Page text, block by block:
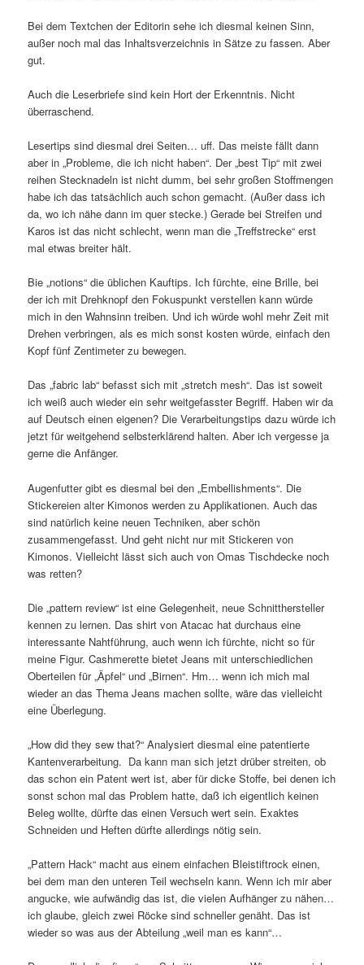
Bei dem Textchen der Editorin sehe ich diesmal keinen Sinn,
außer noch mal das Inhaltsverzeichnis in Sätze zu fassen. Aber
gut.
Auch die Leserbriefe sind kein Hort der Erkenntnis. Nicht
überraschend.
Lesertips sind diesmal drei Seiten… uff. Das meiste fällt dann
aber in „Probleme, die ich nicht haben“. Der „best Tip“ mit zwei
reihen Stecknadeln ist nicht dumm, bei sehr großen Stoffmengen
habe ich das tatsächlich auch schon gemacht. (Außer dass ich
da, wo ich nähe dann im quer stecke.) Gerade bei Streifen und
Karos ist das nicht schlecht, wenn man die „Treffstrecke“ erst
mal etwas breiter hält.
Bie „notions“ die üblichen Kauftips. Ich fürchte, eine Brille, bei
der ich mit Drehknopf den Fokuspunkt verstellen kann würde
mich in den Wahnsinn treiben. Und ich würde wohl mehr Zeit mit
Drehen verbringen, als es mich sonst kosten würde, einfach den
Kopf fünf Zentimeter zu bewegen.
Das „fabric lab“ befasst sich mit „stretch mesh“. Das ist soweit
ich weiß auch wieder ein sehr weitgefasster Begriff. Haben wir da
auf Deutsch einen eigenen? Die Verarbeitungstips dazu würde ich
jetzt für weitgehend selbsterklärend halten. Aber ich vergesse ja
gerne die Anfänger.
Augenfutter gibt es diesmal bei den „Embellishments“. Die
Stickereien alter Kimonos werden zu Applikationen. Auch das
sind natürlich keine neuen Techniken, aber schön
zusammengefasst. Und geht nicht nur mit Stickeren von
Kimonos. Vielleicht lässt sich auch von Omas Tischdecke noch
was retten?
Die „pattern review“ ist eine Gelegenheit, neue Schnitthersteller
kennen zu lernen. Das shirt von Atacac hat durchaus eine
interessante Nahtführung, auch wenn ich fürchte, nicht so für
meine Figur. Cashmerette bietet Jeans mit unterschiedlichen
Oberteilen für „Äpfel“ und „Birnen“. Hm… wenn ich mich mal
wieder an das Thema Jeans machen sollte, wäre das vielleicht
eine Überlegung.
„How did they sew that?“ Analysiert diesmal eine patentierte
Kantenverarbeitung. Da kann man sich jetzt drüber streiten, ob
das schon ein Patent wert ist, aber für dicke Stoffe, bei denen ich
sonst schon mal das Problem hatte, daß ich eigentlich keinen
Beleg wollte, dürfte das einen Versuch wert sein. Exaktes
Schneiden und Heften dürfte allerdings nötig sein.
„Pattern Hack“ macht aus einem einfachen Bleistiftrock einen,
bei dem man den unteren Teil wechseln kann. Wenn ich mir aber
angucke, wie aufwändig das ist, die vielen Aufhänger zu nähen…
ich glaube, gleich zwei Röcke sind schneller genäht. Das ist
wieder so was aus der Abteilung „weil man es kann“…